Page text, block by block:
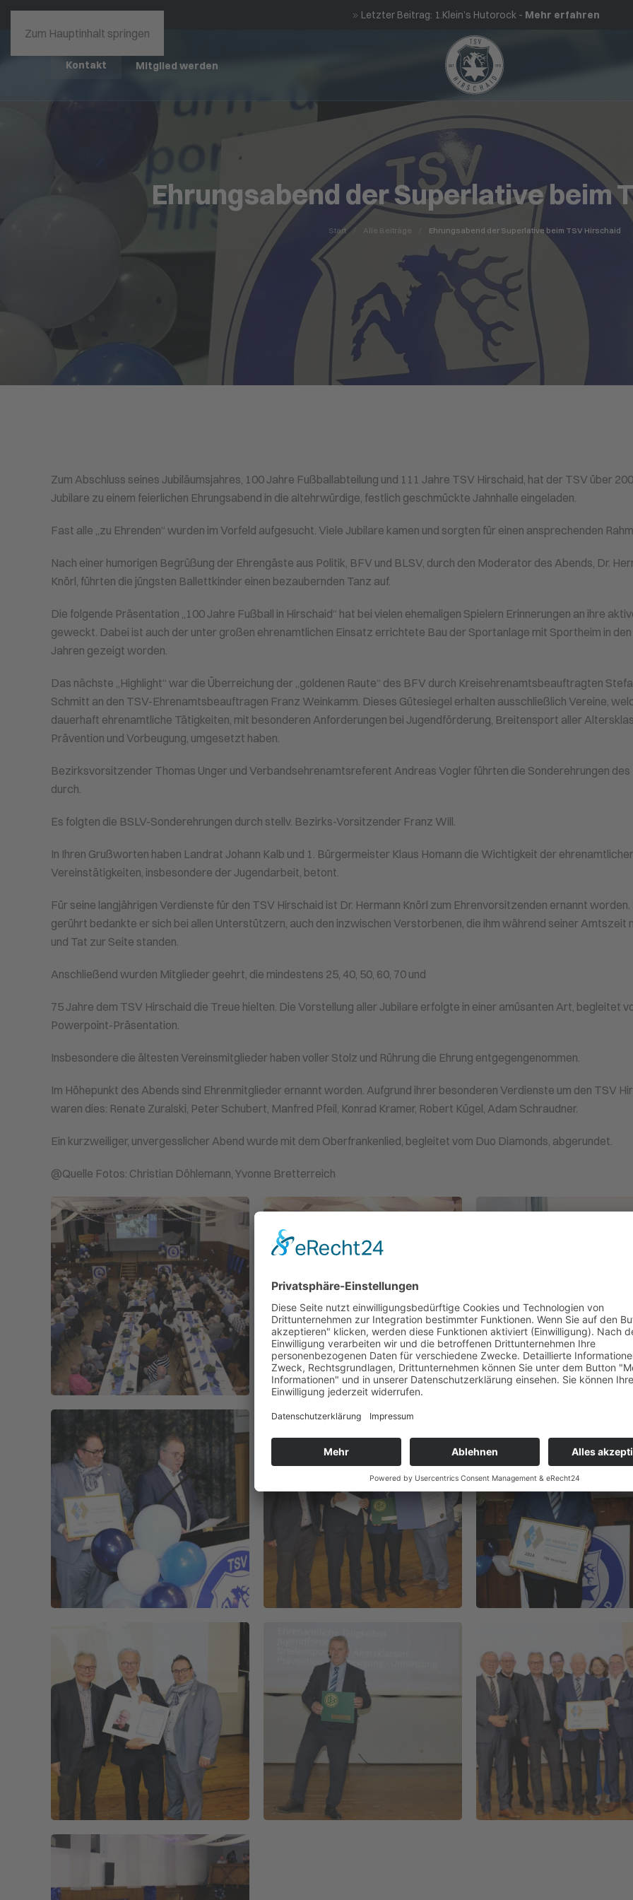
Zum Hauptinhalt springen
Letzter Beitrag: 1.Klein’s Hutorock - Mehr erfahren
Kontakt Mitglied werden
Ehrungsabend der Superlative beim
Start Alle Beiträge Ehrungsabend der Superlative beim TSV Hirschaid
Zum Abschluss seines Jubiläumsjahres, 100 Jahre Fußballabteilung und 111 Jahre TSV Hirschaid, hat der TSV über 200
Jubilare zu einem feierlichen Ehrungsabend in die altehrwürdige, festlich geschmückte Jahnhalle eingeladen.
Fast alle „zu Ehrenden“ wurden im Vorfeld aufgesucht. Viele Jubilare kamen und sorgten für einen ansprechenden
Nach einer humorigen Begrüßung der Ehrengäste aus Politik, BFV und BLSV, durch den Moderator des Abends, Dr.
Knörl, führten die jüngsten Ballettkinder einen bezaubernden Tanz auf.
Die folgende Präsentation „100 Jahre Fußball in Hirschaid“ hat bei vielen ehemaligen Spielern Erinnerungen an ihre
geweckt. Dabei ist auch der unter großen ehrenamtlichen Einsatz errichtete Bau der Sportanlage mit Sportheim in
Jahren gezeigt worden.
Das nächste „Highlight“ war die Überreichung der „goldenen Raute“ des BFV durch Kreisehrenamtsbeauftragten
Schmitt an den TSV-Ehrenamtsbeauftragen Franz Weinkamm. Dieses Gütesiegel erhalten ausschließlich Vereine,
dauerhaft ehrenamtliche Tätigkeiten, mit besonderen Anforderungen bei Jugendförderung, Breitensport aller
Prävention und Vorbeugung, umgesetzt haben.
Bezirksvorsitzender Thomas Unger und Verbandsehrenamtsreferent Andreas Vogler führten die Sonderehrungen des
durch.
Es folgten die BSLV-Sonderehrungen durch stellv. Bezirks-Vorsitzender Franz Will.
In Ihren Grußworten haben Landrat Johann Kalb und 1. Bürgermeister Klaus Homann die Wichtigkeit der
Vereinstätigkeiten, insbesondere der Jugendarbeit, betont.
Für seine langjährigen Verdienste für den TSV Hirschaid ist Dr. Hermann Knörl zum Ehrenvorsitzenden ernannt
gerührt bedankte er sich bei allen Unterstützern, auch den inzwischen Verstorbenen, die ihm während seiner Amtszeit
und Tat zur Seite standen.
Anschließend wurden Mitglieder geehrt, die mindestens 25, 40, 50, 60, 70 und
75 Jahre dem TSV Hirschaid die Treue hielten. Die Vorstellung aller Jubilare erfolgte in einer amüsanten Art, begleitet
Powerpoint-Präsentation.
Insbesondere die ältesten Vereinsmitglieder haben voller Stolz und Rührung die Ehrung entgegengenommen.
Im Höhepunkt des Abends sind Ehrenmitglieder ernannt worden. Aufgrund ihrer besonderen Verdienste um den TSV
waren dies: Renate Zuralski, Peter Schubert, Manfred Pfeil, Konrad Kramer, Robert Kügel, Adam Schraudner.
Ein kurzweiliger, unvergesslicher Abend wurde mit dem Oberfrankenlied, begleitet vom Duo Diamonds, abgerundet.
@Quelle Fotos: Christian Döhlemann, Yvonne Bretterreich